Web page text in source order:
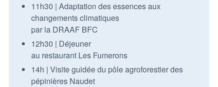
11h30 | Adaptation des essences aux
changements climatiques
par la DRAAF BFC
12h30 | Déjeuner
au restaurant Les Fumerons
14h | Visite guidée du pôle agroforestier des
pépinières Naudet